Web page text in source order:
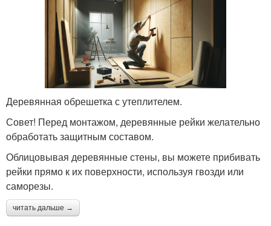
Деревянная обрешетка с утеплителем.
Совет! Перед монтажом, деревянные рейки желательно
обработать защитным составом.
Облицовывая деревянные стены, вы можете прибивать
рейки прямо к их поверхности, используя гвозди или
саморезы.
читать дальше →